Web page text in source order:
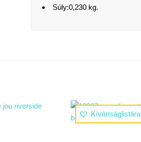
Súly:0,230 kg.
Kívánságlistára